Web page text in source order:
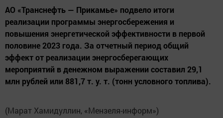
АО «Транснефть — Прикамье» подвело итоги
реализации программы энергосбережения и
повышения энергетической эффективности в первой
половине 2023 года. За отчетный период общий
эффект от реализации энергосберегающих
мероприятий в денежном выражении составил 29,1
млн рублей или 881,7 т. у. т. (тонн условного топлива).
(Марат Хамидуллин, «Мензеля-информ»)